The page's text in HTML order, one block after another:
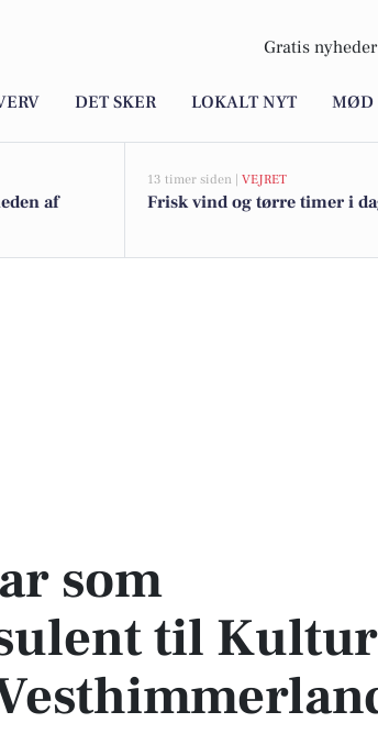
Gratis
DET SKER LOKALT NYT MØD
af
13 timer siden | VEJRET
Frisk vind og tørre timer i
Kultur og Fritid i Vesthimmerland
som
til Kultur